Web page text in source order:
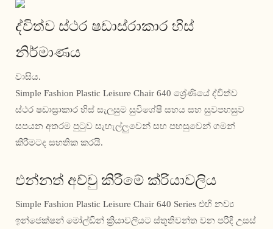
ද්විත්ව ස්ථර ෂඩාස්රාකාර හිස්
නිර්මාණය
වාසිය.
Simple Fashion Plastic Leisure Chair 640 ශ්‍රේණියේ ද්විත්ව
ස්ථර ෂඩාස්‍රාකාර හිස් සැලසුම සුවිශේෂී සහය සහ සුවපහසුව
සපයන අතරම පුටුව සැහැල්ලුවෙන් සහ පහසුවෙන් ගමන්
කිරීමටද සහතික කරයි.
එන්නත් අච්චු කිරීමේ ක්රියාවලිය
Simple Fashion Plastic Leisure Chair 640 Series එහි නව්‍ය
ඉන්ජෙක්ෂන් මෝල්ඩින් ක්‍රියාවලියට ස්තූතිවන්ත වන පරිදි උසස්